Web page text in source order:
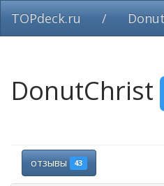
TOPdeck.ru /
DonutChrist
отзывы 43